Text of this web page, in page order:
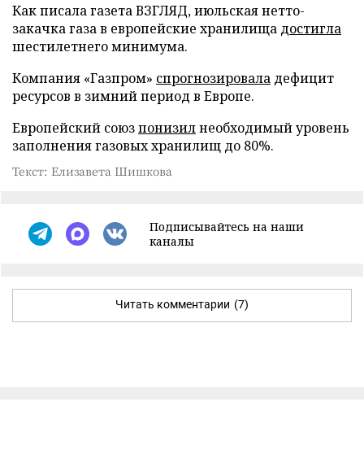
Как писала газета ВЗГЛЯД, июльская нетто-
закачка газа в европейские хранилища достигла
шестилетнего минимума.
Компания «Газпром» спрогнозировала дефицит
ресурсов в зимний период в Европе.
Европейский союзпонизилнеобходимый уровень
заполнения газовых хранилищ до 80%.
Текст: Елизавета Шишкова
Подписывайтесь на наши
каналы
Читать комментарии (7)